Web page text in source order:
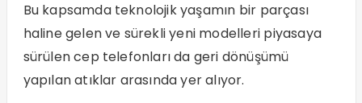
Bu kapsamda teknolojik yaşamın bir parçası
haline gelen ve sürekli yeni modelleri piyasaya
sürülen cep telefonları da geri dönüşümü
yapılan atıklar arasında yer alıyor.